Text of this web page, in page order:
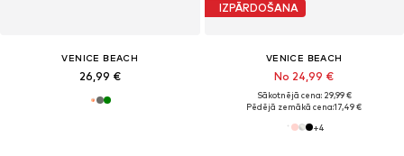
VENICE BEACH
26,99 €
IZPĀRDOŠANA
VENICE BEACH
No 24,99 €
Sākotnējā cena: 29,99 €
Pēdējā zemākā cena:17,49 €
+4